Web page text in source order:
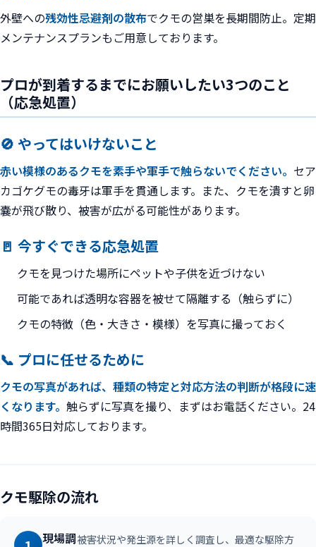
外壁への残効性忌避剤の散布でクモの営巣を長期間防止。定期
メンテナンスプランもご用意しております。
プロが到着するまでにお願いしたい3つのこと
（応急処置）
🚫 やってはいけないこと
赤い模様のあるクモを素手や軍手で触らないでください。 セア
カゴケグモの毒牙は軍手を貫通します。また、クモを潰すと卵
嚢が飛び散り、被害が広がる可能性があります。
🚪 今すぐできる応急処置
クモを見つけた場所にペットや子供を近づけない
可能であれば透明な容器を被せて隔離する（触らずに）
クモの特徴（色・大きさ・模様）を写真に撮っておく
📞 プロに任せるために
クモの写真があれば、種類の特定と対応方法の判断が格段に速
くなります。 触らずに写真を撮り、まずはお電話ください。24
時間365日対応しております。
クモ駆除の流れ
現場調被害状況や発生源を詳しく調査し、最適な駆除方